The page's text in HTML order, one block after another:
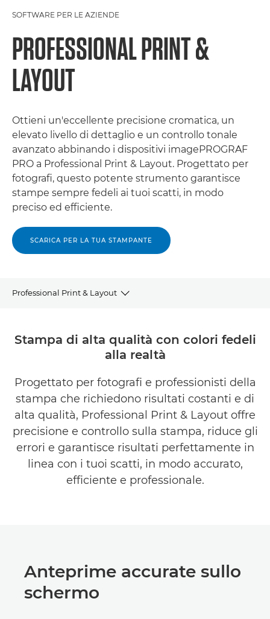
SOFTWARE PER LE AZIENDE
PROFESSIONAL PRINT &
LAYOUT
Ottieni un'eccellente precisione cromatica, un
elevato livello di dettaglio e un controllo tonale
avanzato abbinando i dispositivi imagePROGRAF
PRO a Professional Print & Layout. Progettato per
fotografi, questo potente strumento garantisce
stampe sempre fedeli ai tuoi scatti, in modo
preciso ed efficiente.
SCARICA PER LA TUA STAMPANTE
Professional Print & Layout
SCARICA LE BROCHURE
SCARICA IL SOFTWARE
Stampa di alta qualità con colori fedeli
alla realtà
Progettato per fotografi e professionisti della
stampa che richiedono risultati costanti e di
alta qualità, Professional Print & Layout offre
precisione e controllo sulla stampa, riduce gli
errori e garantisce risultati perfettamente in
linea con i tuoi scatti, in modo accurato,
efficiente e professionale.
Anteprime accurate sullo
schermo